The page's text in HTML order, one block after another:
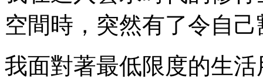
空間時，突然有了令自
我面對著最低限度的生